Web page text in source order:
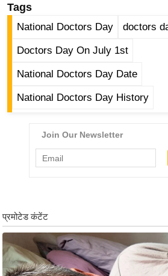
स्थ
ल
ट
ने
मं
प
रा
ज
नी
Tags
National Doctors Day doctors
Doctors Day On July 1st
National Doctors Day Date
National Doctors Day History